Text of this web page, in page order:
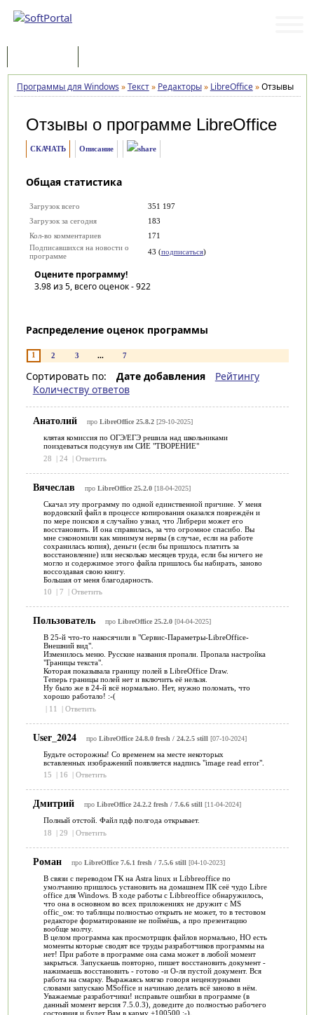
Программы для Windows »Текст» Редакторы» LibreOffice»Отзывы
Отзывы о программе LibreOffice
СКАЧАТЬ Описание
Общая статистика
Загрузок всего
351 197
Загрузок за сегодня
183
Кол-во комментариев
171
Подписавшихся на новости о
программе
43 (подписаться)
Оцените программу!
3.98из 5, всего оценок -922
Распределение оценок программы
1 2 3 ... 7
Сортировать по: Дате добавления
Рейтингу
Количеству ответов
Анатолий про LibreOffice 25.8.2[29-10-2025]
клятая комиссия по ОГЭ/ЕГЭ решила над школьниками
поиздеваться подсунув им СИЕ "ТВОРЕНИЕ"
28
| 24 | Ответить
Вячеслав про LibreOffice 25.2.0[18-04-2025]
Скачал эту программу по одной единственной причине. У меня
вордовский файл в процессе копирования оказался повреждён и
по мере поисков я случайно узнал, что Либрери может его
восстановить. И она справилась, за что огромное спасибо. Вы
мне сэкономили как минимум нервы (в случае, если на работе
сохранилась копия), деньги (если бы пришлось платить за
восстановление) или несколько месяцев труда, если бы ничего не
могло и содержимое этого файла пришлось бы набирать, заново
воссоздавая свою книгу.
Большая от меня благодарность.
10
| 7 | Ответить
Пользователь про LibreOffice 25.2.0[04-04-2025]
В 25-й что-то накосячили в "Сервис-Параметры-LibreOffice-
Внешний вид".
Изменилось меню. Русские названия пропали. Пропала настройка
"Границы текста".
Которая показывала границу полей в LibreOffice Draw.
Теперь границы полей нет и включить её нельзя.
Ну было же в 24-й всё нормально. Нет, нужно поломать, что
хорошо работало! :-(
| 11 | Ответить
User_2024 про LibreOffice 24.8.0 fresh / 24.2.5 still [07-10-2024]
Будьте осторожны! Со временем на месте некоторых
вставленных изображений появляется надпись "image read error".
15
| 16 | Ответить
Дмитрий про LibreOffice 24.2.2 fresh / 7.6.6 still [11-04-2024]
Полный отстой. Файл пдф полгода открывает.
18
| 29 | Ответить
Роман про LibreOffice 7.6.1 fresh / 7.5.6 still [04-10-2023]
В связи с переводом ГК на Astra linux и Libbreoffice по
умолчанию пришлось установить на домашнем ПК сеё чудо Libre
office для Windows. В ходе работы с Libbreoffice обнаружилось,
что она в основном во всех приложениях не дружит с MS
offic_ом: то таблицы полностью открыть не может, то в тестовом
редакторе форматирование не поймёшь, а про презентацию
вообще молчу.
В целом программа как просмотрщик файлов нормально, НО есть
моменты которые сводят все труды разработчиков программы на
нет! При работе в программе она сама может в любой момент
закрыться. Запускаешь повторно, пишет восстановить документ -
нажимаешь восстановить - готово -и О-ля пустой документ. Вся
работа на смарку. Выражаясь мягко говоря нецензурными
словами запускаю MSoffice и начинаю делать всё заново в нём.
Уважаемые разработчики! исправьте ошибки в программе (в
данный момент версия 7.5.0.3), доведите до полностью рабочего
состояния и будет Вам в карму +100500 :-).